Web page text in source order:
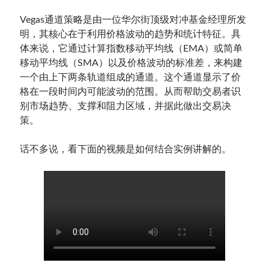
Vegas通道策略是由一位华尔街顶级对冲基金经理所发
明，其核心在于利用价格波动的趋势和统计特征。具
体来说，它通过计算指数移动平均线（EMA）或简单
移动平均线（SMA）以及价格波动的标准差，来构建
一个由上下两条轨道组成的通道。这个通道显示了价
格在一段时间内可能波动的范围。从而帮助交易者识
别市场趋势、支撑和阻力区域，并据此做出交易决
策。
话不多说，看下面的视频是如何结合实例讲解的。